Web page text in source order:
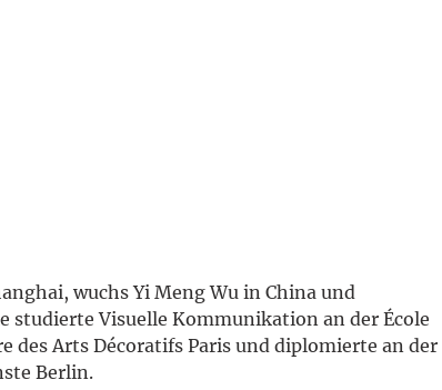
wuchs Yi Meng Wu in China und
studierte Visuelle Kommunikation an der École
des Arts Décoratifs Paris und diplomierte an der
Berlin.